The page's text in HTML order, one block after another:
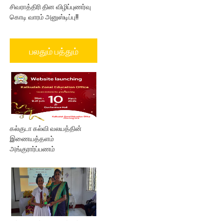
சிவராத்திரி தின விழிப்புணர்வு
கொடி வாரம் அனுஸ்டிப்பு!!
பலதும் பத்தும்
கல்குடா கல்வி வலயத்தின்
இணையத்தளம்
அங்குரார்ப்பணம்